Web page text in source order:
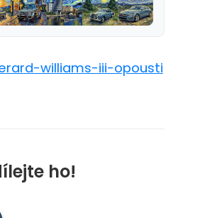
williams-iii-opousti
ho!